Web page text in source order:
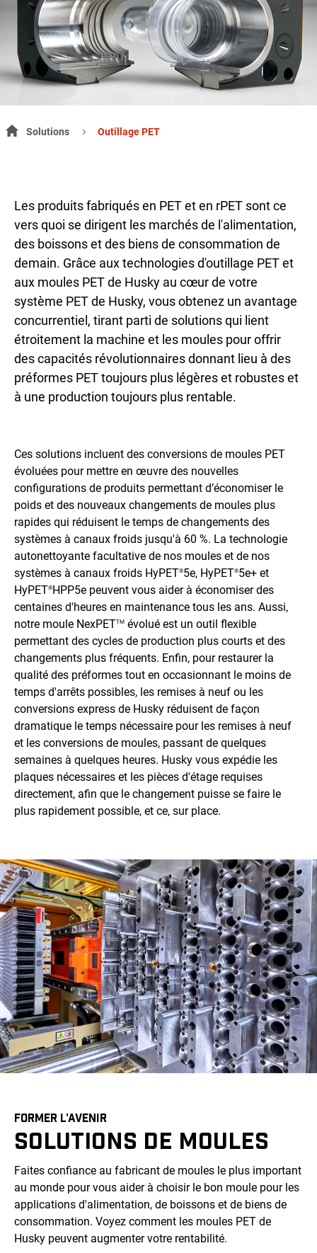
Solutions Outillage PET
Les produits fabriqués en PET et en rPET sont ce
vers quoi se dirigent les marchés de l'alimentation,
des boissons et des biens de consommation de
demain. Grâce aux technologies d'outillage PET et
aux moules PET de Husky au cœur de votre
système PET de Husky, vous obtenez un avantage
concurrentiel, tirant parti de solutions qui lient
étroitement la machine et les moules pour offrir
des capacités révolutionnaires donnant lieu à des
préformes PET toujours plus légères et robustes et
à une production toujours plus rentable.
Ces solutions incluent des conversions de moules PET
évoluées pour mettre en œuvre des nouvelles
configurations de produits permettant d’économiser le
poids et des nouveaux changements de moules plus
rapides qui réduisent le temps de changements des
systèmes à canaux froids jusqu'à 60 %. La technologie
autonettoyante facultative de nos moules et de nos
systèmes à canaux froids HyPET®5e, HyPET®5e+ et
HyPET®HPP5e peuvent vous aider à économiser des
centaines d'heures en maintenance tous les ans. Aussi,
notre moule NexPETTM évolué est un outil flexible
permettant des cycles de production plus courts et des
changements plus fréquents. Enfin, pour restaurer la
qualité des préformes tout en occasionnant le moins de
temps d'arrêts possibles, les remises à neuf ou les
conversions express de Husky réduisent de façon
dramatique le temps nécessaire pour les remises à neuf
et les conversions de moules, passant de quelques
semaines à quelques heures. Husky vous expédie les
plaques nécessaires et les pièces d'étage requises
directement, afin que le changement puisse se faire le
plus rapidement possible, et ce, sur place.
FORMER L'AVENIR
SOLUTIONS DE MOULES
Faites confiance au fabricant de moules le plus important
au monde pour vous aider à choisir le bon moule pour les
applications d'alimentation, de boissons et de biens de
consommation. Voyez comment les moules PET de
Husky peuvent augmenter votre rentabilité.